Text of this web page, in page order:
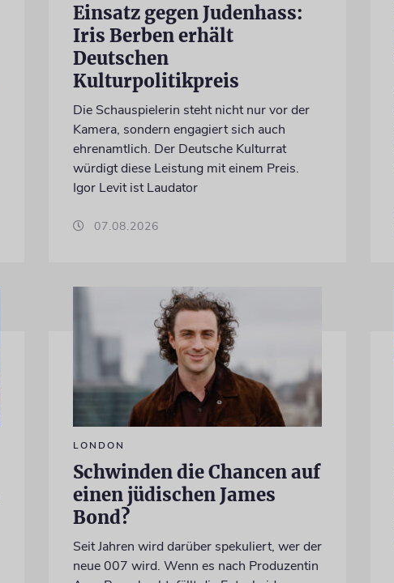
Einsatz gegen Judenhass:
Iris Berben erhält
Deutschen
Kulturpolitikpreis
Die Schauspielerin steht nicht nur vor der
Kamera, sondern engagiert sich auch
ehrenamtlich. Der Deutsche Kulturrat
würdigt diese Leistung mit einem Preis.
Igor Levit ist Laudator
07.08.2026
LONDON
Schwinden die Chancen auf
einen jüdischen James
Bond?
Seit Jahren wird darüber spekuliert, wer der
neue 007 wird. Wenn es nach Produzentin